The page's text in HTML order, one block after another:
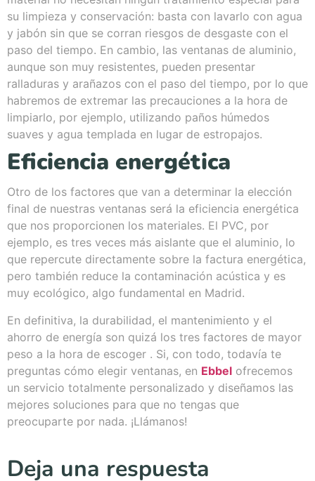
su limpieza y conservación: basta con lavarlo con agua
y jabón sin que se corran riesgos de desgaste con el
paso del tiempo. En cambio, las ventanas de aluminio,
aunque son muy resistentes, pueden presentar
ralladuras y arañazos con el paso del tiempo, por lo que
habremos de extremar las precauciones a la hora de
limpiarlo, por ejemplo, utilizando paños húmedos
suaves y agua templada en lugar de estropajos.
Eficiencia energética
Otro de los factores que van a determinar la elección
final de nuestras ventanas será la eficiencia energética
que nos proporcionen los materiales. El PVC, por
ejemplo, es tres veces más aislante que el aluminio, lo
que repercute directamente sobre la factura energética,
pero también reduce la contaminación acústica y es
muy ecológico, algo fundamental en Madrid.
En definitiva, la durabilidad, el mantenimiento y el
ahorro de energía son quizá los tres factores de mayor
peso a la hora de escoger . Si, con todo, todavía te
preguntas cómo elegir ventanas, en Ebbel ofrecemos
un servicio totalmente personalizado y diseñamos las
mejores soluciones para que no tengas que
preocuparte por nada. ¡Llámanos!
Deja una respuesta